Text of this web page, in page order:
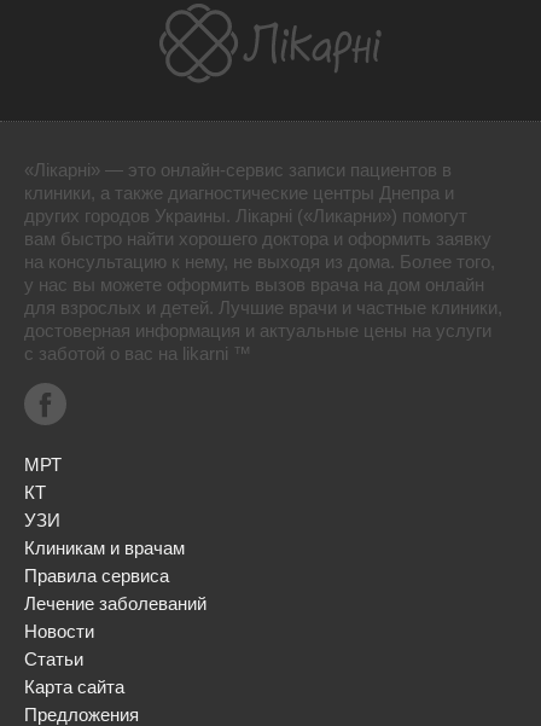
«Лікарні» — это онлайн-сервис записи пациентов в
клиники, а также диагностические центры Днепра и
других городов Украины. Лікарні («Ликарни») помогут
вам быстро найти хорошего доктора и оформить заявку
на консультацию к нему, не выходя из дома. Более того,
у нас вы можете оформить вызов врача на дом онлайн
для взрослых и детей. Лучшие врачи и частные клиники,
достоверная информация и актуальные цены на услуги
с заботой о вас на likarni ™
МРТ
КТ
УЗИ
Клиникам и врачам
Правила сервиса
Лечение заболеваний
Новости
Статьи
Карта сайта
Предложения